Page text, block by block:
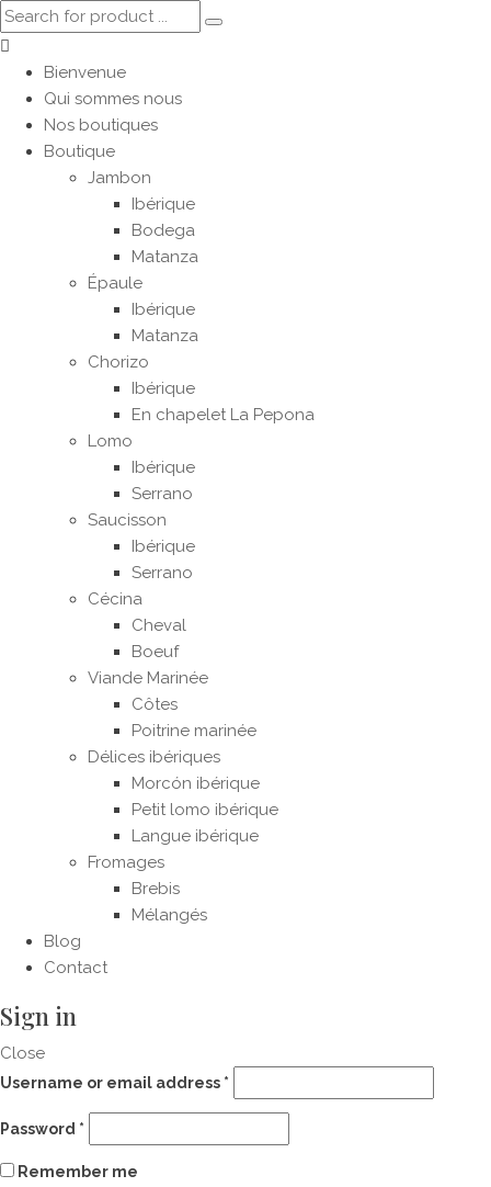
Bienvenue
Qui sommes nous
Nos boutiques
Boutique
Jambon
Ibérique
Bodega
Matanza
Épaule
Ibérique
Matanza
Chorizo
Ibérique
En chapelet La Pepona
Lomo
Ibérique
Serrano
Saucisson
Ibérique
Serrano
Cécina
Cheval
Boeuf
Viande Marinée
Côtes
Poitrine marinée
Délices ibériques
Morcón ibérique
Petit lomo ibérique
Langue ibérique
Fromages
Brebis
Mélangés
Blog
Contact
Sign in
Close
Username or email address *
Password *
Remember me